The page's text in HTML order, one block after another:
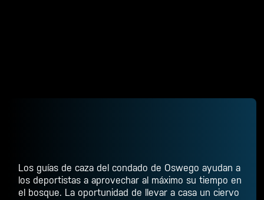
Los guías de caza del condado de Oswego ayudan a
los deportistas a aprovechar al máximo su tiempo en
el bosque. La oportunidad de llevar a casa un ciervo